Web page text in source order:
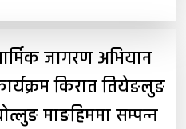
जागरण अभियान
किरात तियेङलुङ
माङहिममा सम्पन्न